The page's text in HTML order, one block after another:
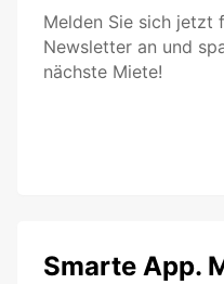
Melden Sie sich jetzt
Newsletter an und
nächste Miete!
Smarte App.